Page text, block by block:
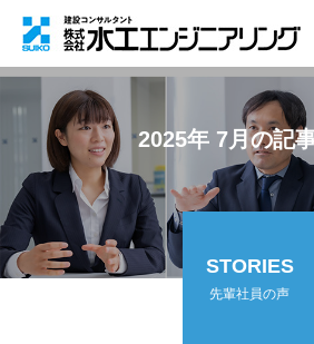
2025年 7月の記
STORIES
先輩社員の声